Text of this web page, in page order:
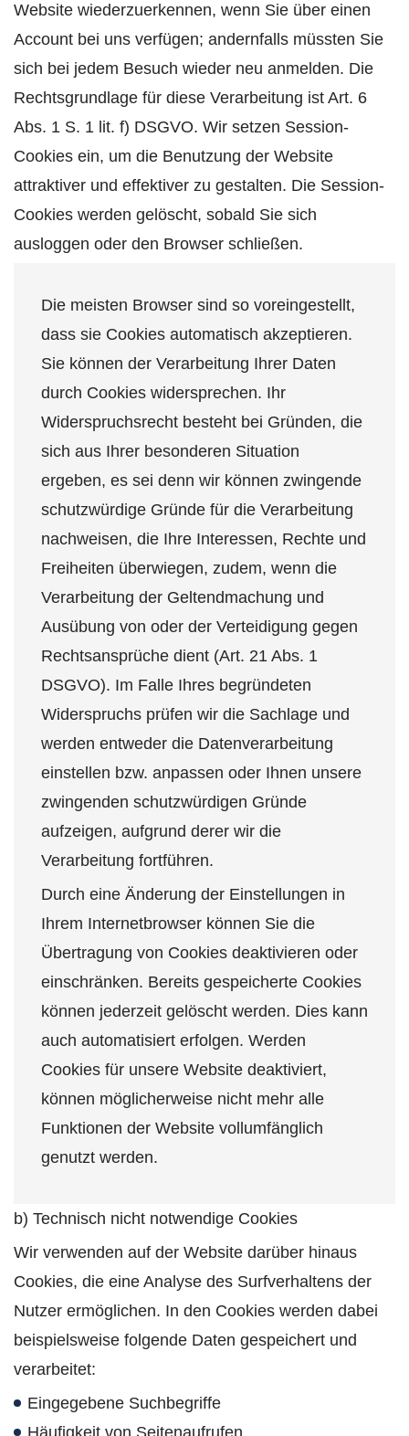
Website wiederzuerkennen, wenn Sie über einen
Account bei uns verfügen; andernfalls müssten Sie
sich bei jedem Besuch wieder neu anmelden. Die
Rechtsgrundlage für diese Verarbeitung ist Art. 6
Abs. 1 S. 1 lit. f) DSGVO. Wir setzen Session-
Cookies ein, um die Benutzung der Website
attraktiver und effektiver zu gestalten. Die Session-
Cookies werden gelöscht, sobald Sie sich
ausloggen oder den Browser schließen.
Die meisten Browser sind so voreingestellt,
dass sie Cookies automatisch akzeptieren.
Sie können der Verarbeitung Ihrer Daten
durch Cookies widersprechen. Ihr
Widerspruchsrecht besteht bei Gründen, die
sich aus Ihrer besonderen Situation
ergeben, es sei denn wir können zwingende
schutzwürdige Gründe für die Verarbeitung
nachweisen, die Ihre Interessen, Rechte und
Freiheiten überwiegen, zudem, wenn die
Verarbeitung der Geltendmachung und
Ausübung von oder der Verteidigung gegen
Rechtsansprüche dient (Art. 21 Abs. 1
DSGVO). Im Falle Ihres begründeten
Widerspruchs prüfen wir die Sachlage und
werden entweder die Datenverarbeitung
einstellen bzw. anpassen oder Ihnen unsere
zwingenden schutzwürdigen Gründe
aufzeigen, aufgrund derer wir die
Verarbeitung fortführen.
Durch eine Änderung der Einstellungen in
Ihrem Internetbrowser können Sie die
Übertragung von Cookies deaktivieren oder
einschränken. Bereits gespeicherte Cookies
können jederzeit gelöscht werden. Dies kann
auch automatisiert erfolgen. Werden
Cookies für unsere Website deaktiviert,
können möglicherweise nicht mehr alle
Funktionen der Website vollumfänglich
genutzt werden.
b) Technisch nicht notwendige Cookies
Wir verwenden auf der Website darüber hinaus
Cookies, die eine Analyse des Surfverhaltens der
Nutzer ermöglichen. In den Cookies werden dabei
beispielsweise folgende Daten gespeichert und
verarbeitet:
Eingegebene Suchbegriffe
Häufigkeit von Seitenaufrufen